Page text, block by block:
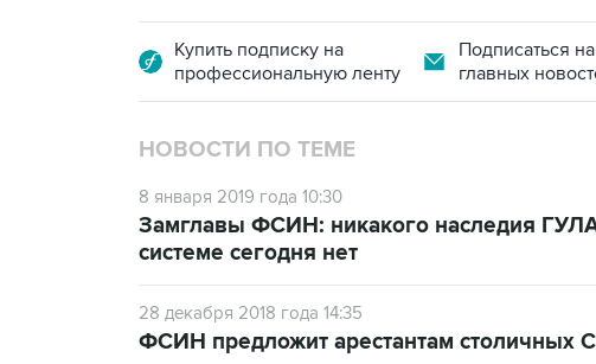
Купить подписку на
профессиональную ленту
Подписаться
главных
НОВОСТИ ПО ТЕМЕ
8 января 2019 года 10:30
Замглавы ФСИН: никакого наследия
системе сегодня нет
28 декабря 2018 года 14:35
ФСИН предложит арестантам